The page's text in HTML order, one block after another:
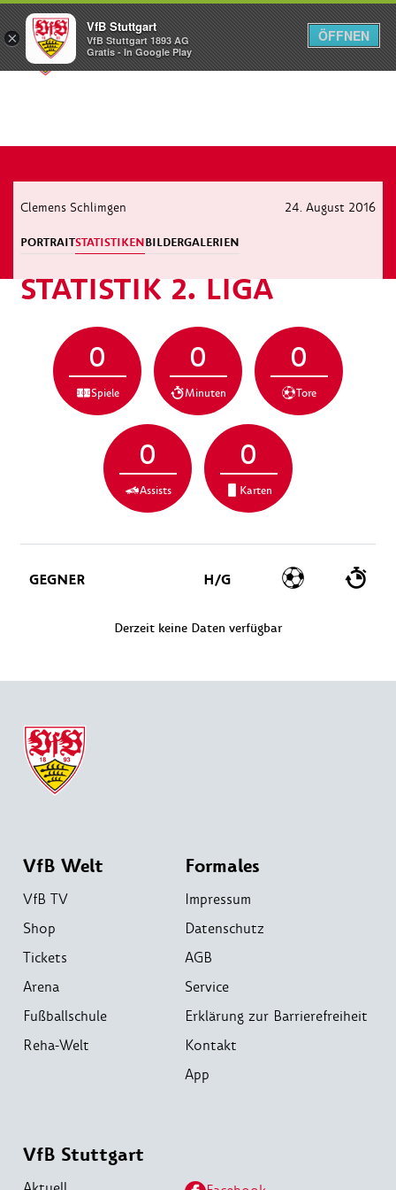
Menü
Clemens Schlimgen 24. August 2016
PORTRAITSTATISTIKENBILDERGALERIEN
STATISTIK 2. LIGA
0
Spiele
0
Minuten
0
Tore
0
Assists
0
Karten
GEGNER H/G
Derzeit keine Daten verfügbar
VfB Welt
VfB TV
Shop
Tickets
Arena
Fußballschule
Reha-Welt
Formales
Impressum
Datenschutz
AGB
Service
Erklärung zur Barrierefreiheit
Kontakt
App
VfB Stuttgart
×
VfB Stuttgart
VfB Stuttgart 1893 AG
Gratis - In Google Play
ÖFFNEN